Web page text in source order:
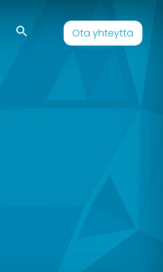
Ota yhteyttä